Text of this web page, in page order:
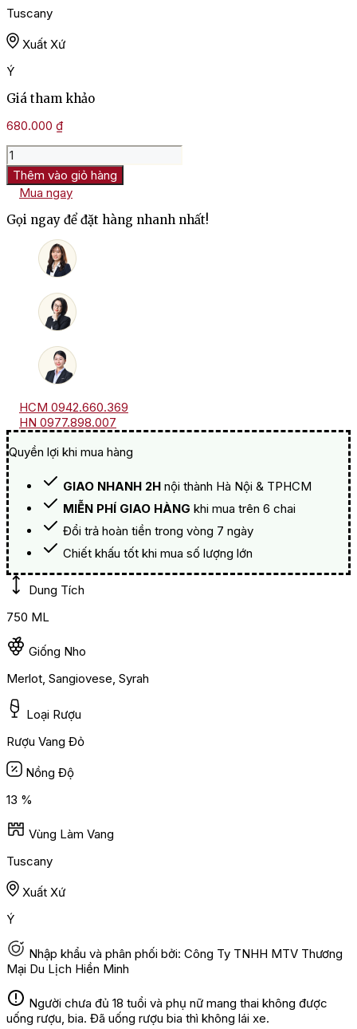
Tuscany
Xuất Xứ
Ý
Giá tham khảo
680.000 ₫
Rượu
Vang
Ý
Castello
D'Albola
OSO
Toscana
Thêm vào giỏ hàng
Mua ngay
Gọi ngay để đặt hàng nhanh nhất!
HCM 0942.660.369
HN 0977.898.007
Quyền lợi khi mua hàng
GIAO NHANH 2H nội thành Hà Nội & TPHCM
MIỄN PHÍ GIAO HÀNG khi mua trên 6 chai
Đổi trả hoàn tiền trong vòng 7 ngày
Chiết khấu tốt khi mua số lượng lớn
Dung Tích
750 ML
Giống Nho
Merlot, Sangiovese, Syrah
Loại Rượu
Rượu Vang Đỏ
Nồng Độ
13 %
Vùng Làm Vang
Tuscany
Xuất Xứ
Ý
Nhập khẩu và phân phối bởi: Công Ty TNHH MTV Thương
Mại Du Lịch Hiền Minh
Người chưa đủ 18 tuổi và phụ nữ mang thai không được
uống rượu, bia. Đã uống rượu bia thì không lái xe.